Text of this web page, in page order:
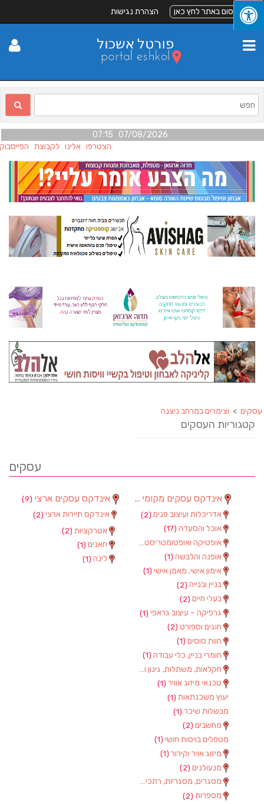
לפרסום באתר לחץ כאן הצהרת נגישות
07/08/2026 07:15
הצטרפו אלינו לקבוצת
עסקים > וצימרים במרחב ניצנה
קטגוריות העסקים
עסקים
אינדקס עסקים ארצי (9)
אינדקס תיירות ארצי (2)
אטרקציות (2)
חאנים (1)
לינה (1)
אינדקס עסקים מקומי (90)
אדריכלות ועיצוב פנים (2)
אוכל והסעדה (17)
אופטיקה ואופטומטריסטים
אופנה והלבשה (1)
אימון אישי, מאמן אישי (1)
בניין ובנייה (2)
בעלי חיים (2)
גרפיקה – עיצוב גראפי (1)
חוגים וספורט (2)
חוות סוסים (1)
חומרי בניין, כלי עבודה (1)
חקלאות, משתלות, גינון וציוד
טכנאי מיזוג אוויר (1)
יעוץ משכנתאות (1)
מבשלות שיכר (1)
מחשבים (2)
מטפלים בויסות חושי (1)
מיזוג אויר וקירור (1)
מנעולנים (2)
מסגרים, מסגריות, רתכים ועבודות מתכת
מספרות (2)